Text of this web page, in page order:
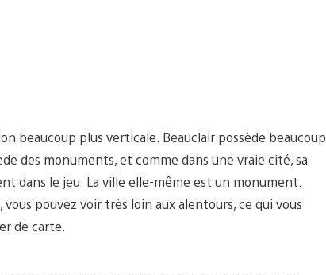
beaucoup plus verticale. Beauclair possède beaucoup
des monuments, et comme dans une vraie cité, sa
dans le jeu. La ville elle-même est un monument.
pouvez voir très loin aux alentours, ce qui vous
de carte.